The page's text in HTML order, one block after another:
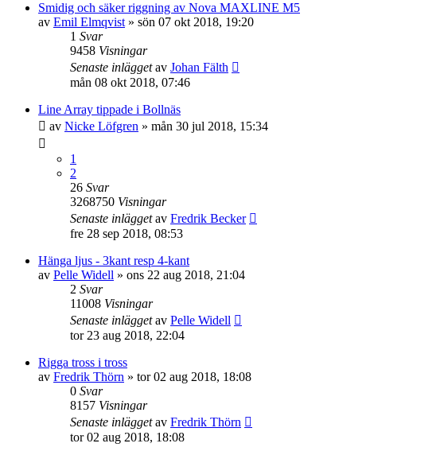
Smidig och säker riggning av Nova MAXLINE M5
av Emil Elmqvist » sön 07 okt 2018, 19:20
1 Svar
9458 Visningar
Senaste inläggetav Johan Fälth
mån 08 okt 2018, 07:46
Line Array tippade i Bollnäs
av Nicke Löfgren » mån 30 jul 2018, 15:34
1
2
26 Svar
3268750 Visningar
Senaste inläggetav Fredrik Becker
fre 28 sep 2018, 08:53
Hänga ljus - 3kant resp 4-kant
av Pelle Widell » ons 22 aug 2018, 21:04
2 Svar
11008 Visningar
Senaste inläggetav Pelle Widell
tor 23 aug 2018, 22:04
Rigga tross i tross
av Fredrik Thörn » tor 02 aug 2018, 18:08
0 Svar
8157 Visningar
Senaste inläggetav Fredrik Thörn
tor 02 aug 2018, 18:08